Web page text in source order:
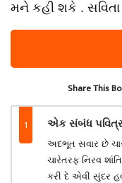
મને કહી શકે .
Share This
1 એક સંબંધ
અદભૂત સવાર છે
ચારેતરફ નિરવ
કરી દે એવી સુંદર